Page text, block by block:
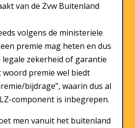
van de Zvw Buitenland
volgens de ministeriele
premie mag heten en dus
legale zekerheid of garantie
woord premie wel biedt
bijdrage”, waarin dus al
component is inbegrepen.
men vanuit het buitenland